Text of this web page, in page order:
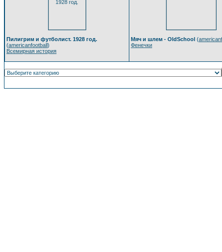
Пилигрим и футболист. 1928 год.
(americanfootball)
Всемирная история
Мяч и шлем - OldSchool (
Фенечки